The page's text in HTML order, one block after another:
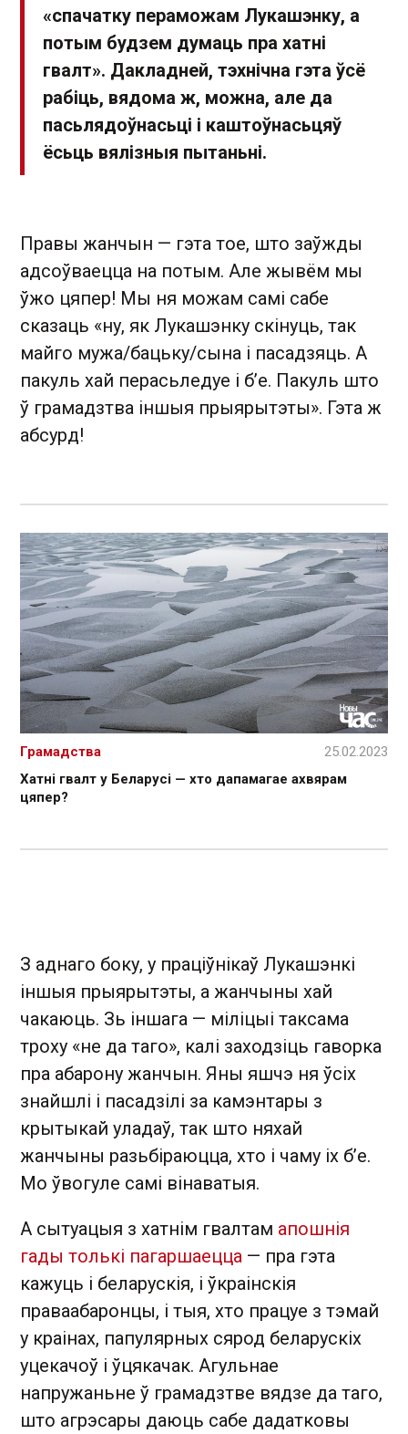
«спачатку пераможам Лукашэнку, а
потым будзем думаць пра хатні
гвалт». Дакладней, тэхнічна гэта ўсё
рабіць, вядома ж, можна, але да
пасьлядоўнасьці і каштоўнасьцяў
ёсьць вялізныя пытаньні.
Правы жанчын — гэта тое, што заўжды
адсоўваецца на потым. Але жывём мы
ўжо цяпер! Мы ня можам самі сабе
сказаць «ну, як Лукашэнку скінуць, так
майго мужа/бацьку/сына і пасадзяць. А
пакуль хай перасьледуе і б’е. Пакуль што
ў грамадзтва іншыя прыярытэты». Гэта ж
абсурд!
Хатні гвалт у Беларусі — хто дапамагае ахвярам
цяпер?
Грамадства 25.02.2023
З аднаго боку, у праціўнікаў Лукашэнкі
іншыя прыярытэты, а жанчыны хай
чакаюць. Зь іншага — міліцыі таксама
троху «не да таго», калі заходзіць гаворка
пра абарону жанчын. Яны яшчэ ня ўсіх
знайшлі і пасадзілі за камэнтары з
крытыкай уладаў, так што няхай
жанчыны разьбіраюцца, хто і чаму іх бʼе.
Мо ўвогуле самі вінаватыя.
А сытуацыя з хатнім гвалтам апошнія
гады толькі пагаршаецца — пра гэта
кажуць і беларускія, і ўкраінскія
праваабаронцы, і тыя, хто працуе з тэмай
у краінах, папулярных сярод беларускіх
уцекачоў і ўцякачак. Агульнае
напружаньне ў грамадзтве вядзе да таго,
што агрэсары даюць сабе дадатковы